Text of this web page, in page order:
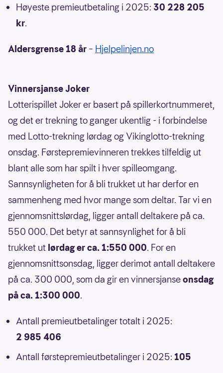
Høyeste premieutbetaling i 2025: 30 228 205
kr.
Aldersgrense 18 år – Hjelpelinjen.no
Vinnersjanse Joker
Lotterispillet Joker er basert på spillerkortnummeret,
og det er trekning to ganger ukentlig - i forbindelse
med Lotto-trekning lørdag og Vikinglotto-trekning
onsdag. Førstepremievinneren trekkes tilfeldig ut
blant alle som har spilt i hver spilleomgang.
Sannsynligheten for å bli trukket ut har derfor en
sammenheng med hvor mange som deltar. Tar vi en
gjennomsnittslørdag, ligger antall deltakere på ca.
550 000. Det betyr at sannsynlighet for å bli
trukket ut lørdag er ca. 1:550 000. For en
gjennomsnittsonsdag, ligger derimot antall deltakere
på ca. 300 000, som da gir en vinnersjanseonsdag
på ca. 1:300 000.
Antall premieutbetalinger totalt i 2025:
2 985 406
Antall førstepremieutbetalinger i 2025: 105